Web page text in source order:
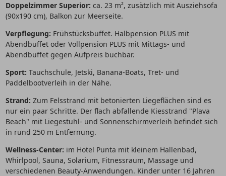
Doppelzimmer Superior: ca. 23 m², zusätzlich mit Ausziehsofa
(90x190 cm), Balkon zur Meerseite.
Verpflegung: Frühstücksbuffet. Halbpension PLUS mit
Abendbuffet oder Vollpension PLUS mit Mittags- und
Abendbuffet gegen Aufpreis buchbar.
Sport: Tauchschule, Jetski, Banana-Boats, Tret- und
Paddelbootverleih in der Nähe.
Strand: Zum Felsstrand mit betonierten Liegeflächen sind es
nur ein paar Schritte. Der flach abfallende Kiesstrand "Plava
Beach" mit Liegestuhl- und Sonnenschirmverleih befindet sich
in rund 250 m Entfernung.
Wellness-Center: im Hotel Punta mit kleinem Hallenbad,
Whirlpool, Sauna, Solarium, Fitnessraum, Massage und
verschiedenen Beauty-Anwendungen. Kinder unter 16 Jahren